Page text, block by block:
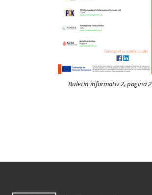
Buletin informativ 2, pagina 2